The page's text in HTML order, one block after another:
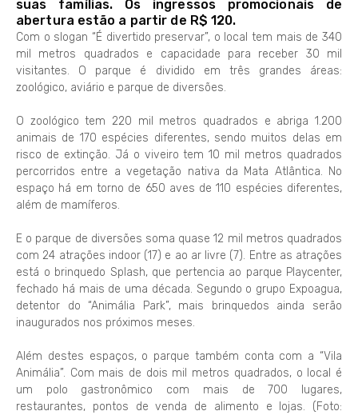
suas famílias. Os ingressos promocionais de
abertura estão a partir de R$ 120.
Com o slogan “É divertido preservar”, o local tem mais de 340
mil metros quadrados e capacidade para receber 30 mil
visitantes. O parque é dividido em três grandes áreas:
zoológico, aviário e parque de diversões.
O zoológico tem 220 mil metros quadrados e abriga 1.200
animais de 170 espécies diferentes, sendo muitos delas em
risco de extinção. Já o viveiro tem 10 mil metros quadrados
percorridos entre a vegetação nativa da Mata Atlântica. No
espaço há em torno de 650 aves de 110 espécies diferentes,
além de mamíferos.
E o parque de diversões soma quase 12 mil metros quadrados
com 24 atrações indoor (17) e ao ar livre (7). Entre as atrações
está o brinquedo Splash, que pertencia ao parque Playcenter,
fechado há mais de uma década. Segundo o grupo Expoagua,
detentor do “Animália Park”, mais brinquedos ainda serão
inaugurados nos próximos meses.
Além destes espaços, o parque também conta com a “Vila
Animália”. Com mais de dois mil metros quadrados, o local é
um polo gastronômico com mais de 700 lugares,
restaurantes, pontos de venda de alimento e lojas. (Foto: